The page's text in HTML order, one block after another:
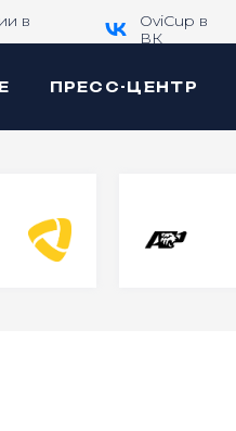
в
OviCup в
ВК
ПРЕСС-ЦЕНТР